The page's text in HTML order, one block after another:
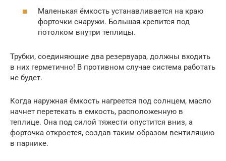
Маленькая ёмкость устанавливается на краю
форточки снаружи. Большая крепится под
потолком внутри теплицы.
Трубки, соединяющие два резервуара, должны входить
в них герметично! В противном случае система работать
не будет.
Когда наружная ёмкость нагреется под солнцем, масло
начнет перетекать в емкость, расположенную в
теплице. Она под силой тяжести опустится вниз, а
форточка откроется, создав таким образом вентиляцию
в парнике.